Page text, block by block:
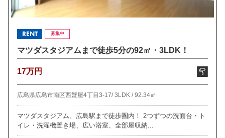
RENT 募集中
マツダスタジアムまで徒歩5分の92㎡・3LDK！
17万円
広島県広島市南区西蟹屋4丁目3-17/3LDK /92.34㎡
マツダスタジアム、広島駅まで徒歩圏内！ 2つずつの洗面台・ト
イレ・洗濯機置き場、広い浴室、全部屋収納...